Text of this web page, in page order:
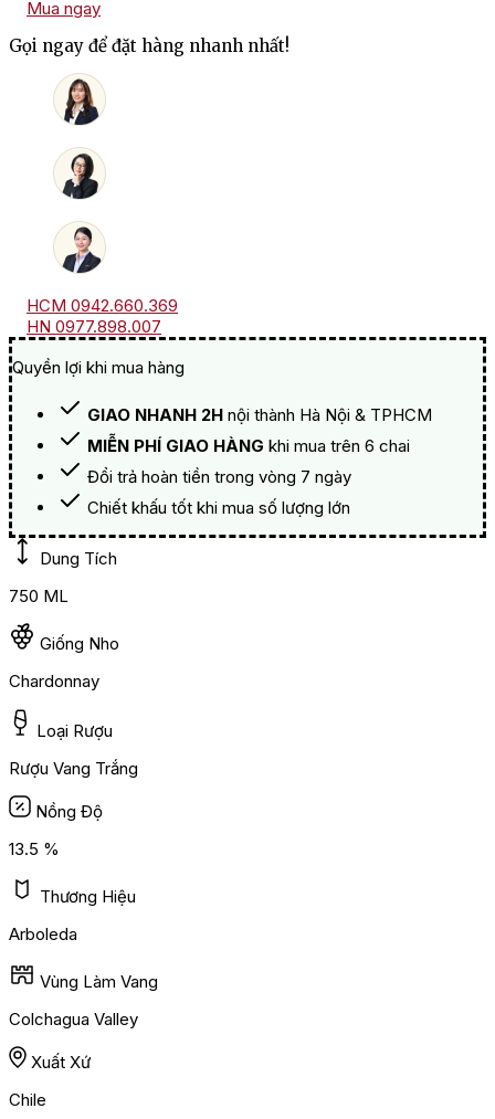
Chile
Arboleda
Chardonnay
Mua ngay
Gọi ngay để đặt hàng nhanh nhất!
HCM 0942.660.369
HN 0977.898.007
Quyền lợi khi mua hàng
GIAO NHANH 2H nội thành Hà Nội & TPHCM
MIỄN PHÍ GIAO HÀNG khi mua trên 6 chai
Đổi trả hoàn tiền trong vòng 7 ngày
Chiết khấu tốt khi mua số lượng lớn
Dung Tích
750 ML
Giống Nho
Chardonnay
Loại Rượu
Rượu Vang Trắng
Nồng Độ
13.5 %
Thương Hiệu
Arboleda
Vùng Làm Vang
Colchagua Valley
Xuất Xứ
Chile